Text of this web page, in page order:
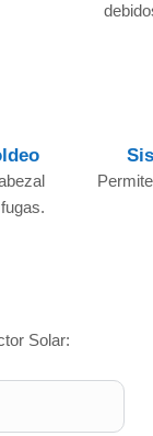
Solar: